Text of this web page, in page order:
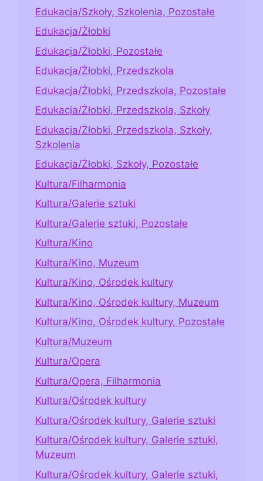
Edukacja/Szkoły, Szkolenia, Pozostałe
Edukacja/Żłobki
Edukacja/Żłobki, Pozostałe
Edukacja/Żłobki, Przedszkola
Edukacja/Żłobki, Przedszkola, Pozostałe
Edukacja/Żłobki, Przedszkola, Szkoły
Edukacja/Żłobki, Przedszkola, Szkoły,
Szkolenia
Edukacja/Żłobki, Szkoły, Pozostałe
Kultura/Filharmonia
Kultura/Galerie sztuki
Kultura/Galerie sztuki, Pozostałe
Kultura/Kino
Kultura/Kino, Muzeum
Kultura/Kino, Ośrodek kultury
Kultura/Kino, Ośrodek kultury, Muzeum
Kultura/Kino, Ośrodek kultury, Pozostałe
Kultura/Muzeum
Kultura/Opera
Kultura/Opera, Filharmonia
Kultura/Ośrodek kultury
Kultura/Ośrodek kultury, Galerie sztuki
Kultura/Ośrodek kultury, Galerie sztuki,
Muzeum
Kultura/Ośrodek kultury, Galerie sztuki,